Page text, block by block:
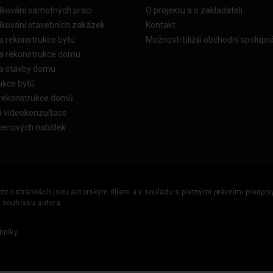
samotných prací
stavebních zakázek
rekonstrukce bytu
rekonstrukce domu
stavby domu
bytů
domů
videokonzultace
nabídek
O projektu a o zakladateli
Kontakt
Možnosti bližší obchodní
stránkách jsou autorským dílem a v souladu s platnými právními
souhlasu autora.